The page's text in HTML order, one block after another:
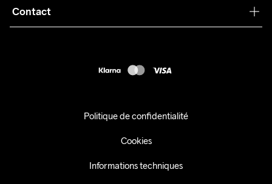
Collaborations
Retours
Contact
Politique de confidentialité
Cookies
Informations techniques